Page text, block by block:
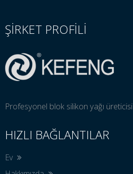
ŞİRKET PROFİLİ
Profesyonel blok silikon yağı üreticisi
HIZLI BAĞLANTILAR
Ev